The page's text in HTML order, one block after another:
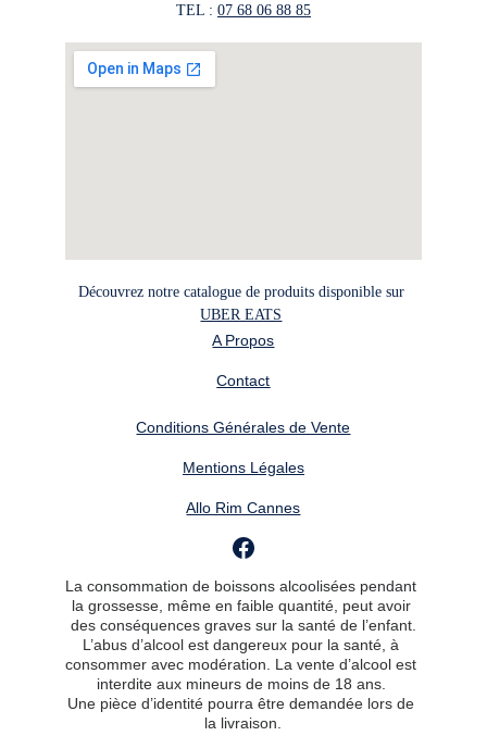
Contact
A Propos
La consommation de boissons alcoolisées pendant
la grossesse, même en faible quantité, peut avoir
des conséquences graves sur la santé de l’enfant.
L’abus d’alcool est dangereux pour la santé, à
consommer avec modération. La vente d’alcool est
interdite aux mineurs de moins de 18 ans.
Une pièce d’identité pourra être demandée lors de
la livraison.
Conditions Générales de Vente
Mentions Légales
Allo Rim Cannes
Découvrez notre catalogue de produits disponible sur
UBER EATS
TEL : 07 68 06 88 85